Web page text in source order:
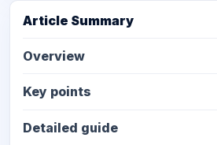
Article Summary
Overview
Key points
Detailed guide